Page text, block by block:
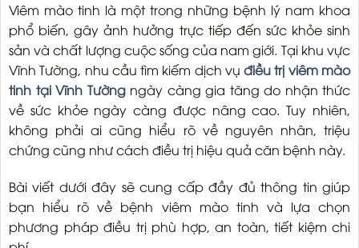
Viêm mào tinh là một trong những bệnh lý nam khoa
phổ biến, gây ảnh hưởng trực tiếp đến sức khỏe sinh
sản và chất lượng cuộc sống của nam giới. Tại khu vực
Vĩnh Tường, nhu cầu tìm kiếm dịch vụđiều trị viêm mào
tinh tại Vĩnh Tườngngày càng gia tăng do nhận thức
về sức khỏe ngày càng được nâng cao. Tuy nhiên,
không phải ai cũng hiểu rõ về nguyên nhân, triệu
chứng cũng như cách điều trị hiệu quả căn bệnh này.
Bài viết dưới đây sẽ cung cấp đầy đủ thông tin giúp
bạn hiểu rõ về bệnh viêm mào tinh và lựa chọn
phương pháp điều trị phù hợp, an toàn, tiết kiệm chi